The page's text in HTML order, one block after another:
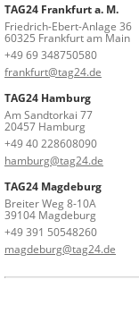
TAG24 Frankfurt a. M.
Friedrich-Ebert-Anlage 36
60325 Frankfurt am Main
+49 69 348750580
frankfurt@tag24.de
TAG24 Hamburg
Am Sandtorkai 77
20457 Hamburg
+49 40 228608090
hamburg@tag24.de
TAG24 Magdeburg
Breiter Weg 8-10A
39104 Magdeburg
+49 391 50548260
magdeburg@tag24.de